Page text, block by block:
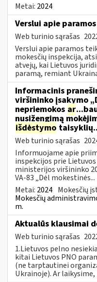
Metai: 2024
Verslui apie
Web turinio sąrašas
Verslui apie paramos
mokesčių inspekcija,
atvejų, kai Lietuvos
paramą, remiant
Informacinis
viršininko įsakymo
nepriemokos ar
nusižengimą
išdėstymo
Web turinio sąrašas
Informuojame apie
inspekcijos prie
ministerijos viršininko
VA-83 „Dėl mokestinės...
Metai: 2024 Mokesčių
Mokesčių
m.
Aktualūs klausimai
Web turinio sąrašas
1.Lietuvos pelno
kitai Lietuvos PNO
(ne tarptautinei
Ukrainoje). Ar laikysime,